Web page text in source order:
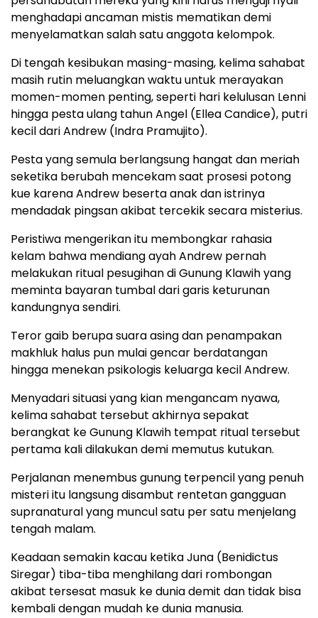
menghadapi ancaman mistis mematikan demi
menyelamatkan salah satu anggota kelompok.
Di tengah kesibukan masing-masing, kelima sahabat
masih rutin meluangkan waktu untuk merayakan
momen-momen penting, seperti hari kelulusan Lenni
hingga pesta ulang tahun Angel (Ellea Candice), putri
kecil dari Andrew (Indra Pramujito).
Pesta yang semula berlangsung hangat dan meriah
seketika berubah mencekam saat prosesi potong
kue karena Andrew beserta anak dan istrinya
mendadak pingsan akibat tercekik secara misterius.
Peristiwa mengerikan itu membongkar rahasia
kelam bahwa mendiang ayah Andrew pernah
melakukan ritual pesugihan di Gunung Klawih yang
meminta bayaran tumbal dari garis keturunan
kandungnya sendiri.
Teror gaib berupa suara asing dan penampakan
makhluk halus pun mulai gencar berdatangan
hingga menekan psikologis keluarga kecil Andrew.
Menyadari situasi yang kian mengancam nyawa,
kelima sahabat tersebut akhirnya sepakat
berangkat ke Gunung Klawih tempat ritual tersebut
pertama kali dilakukan demi memutus kutukan.
Perjalanan menembus gunung terpencil yang penuh
misteri itu langsung disambut rentetan gangguan
supranatural yang muncul satu per satu menjelang
tengah malam.
Keadaan semakin kacau ketika Juna (Benidictus
Siregar) tiba-tiba menghilang dari rombongan
akibat tersesat masuk ke dunia demit dan tidak bisa
kembali dengan mudah ke dunia manusia.